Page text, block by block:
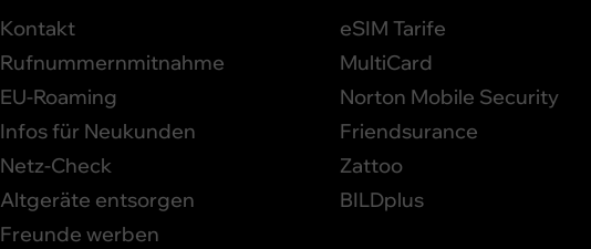
Kontakt
Rufnummernmitnahme
EU-Roaming
Infos für Neukunden
Netz-Check
Altgeräte entsorgen
Freunde werben
eSIM Tarife
MultiCard
Norton Mobile Security
Friendsurance
Zattoo
BILDplus